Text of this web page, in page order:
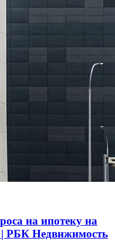
на ипотеку на
РБК Недвижимость